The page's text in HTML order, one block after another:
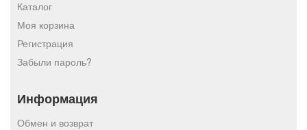
Каталог
Моя корзина
Регистрация
Забыли пароль?
Информация
Обмен и возврат